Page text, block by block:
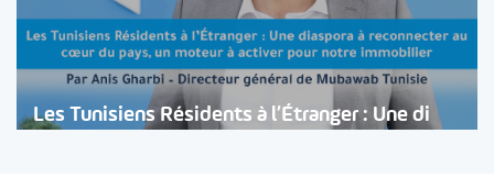
Les Tunisiens Résidents à l’Étranger : Une di